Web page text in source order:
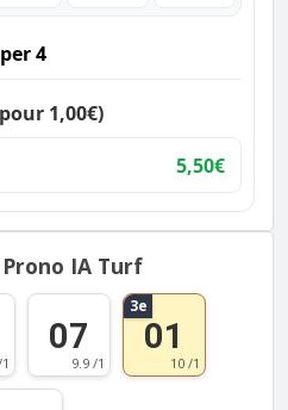
4
1,00€)
5,50€
IA Turf
07
9.9 /1
3e
01
10 /1